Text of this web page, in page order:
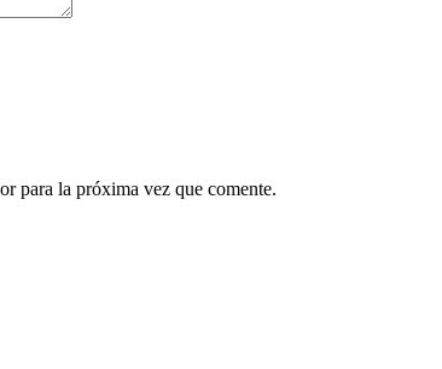
para la próxima vez que comente.